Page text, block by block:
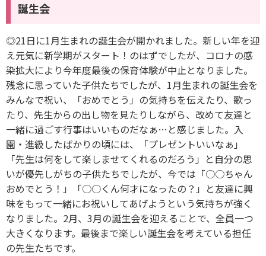
誕生会
◎21日に1月生まれの誕生会が開かれました。新しい年を迎
え元気に新学期がスタート！のはずでしたが、コロナの感
染拡大により今年度最後の保育体験が中止となりました。
残念に思っていた子供たちでしたが、1月生まれの誕生会を
みんなで祝い、「おめでとう」の気持ちを伝えたり、歌っ
たり、先生からの出し物を見たりしながら、改めて友達と
一緒に過ごす行事はいいものだなぁ…と感じました。入
園・進級したばかりの頃には、「プレゼントいいなぁ」
「先生は何をして楽しませてくれるのだろう」と自分の思
いが優先しがちの子供たちでしたが、今では「○○ちゃん
おめでとう！」「○○くん何才になったの？」と友達に興
味をもって一緒にお祝いしてあげようという気持ちが強く
なりました。2月、3月の誕生会を迎えることで、全員一つ
大きくなります。最後まで楽しい誕生会を考えている担任
の先生たちです。